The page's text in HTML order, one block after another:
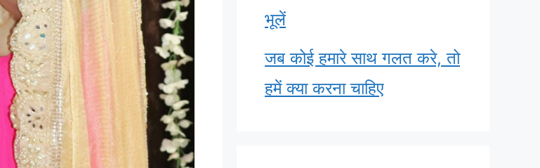
भूलें
जब कोई हमारे साथ गलत करे, तो
हमें क्या करना चाहिए